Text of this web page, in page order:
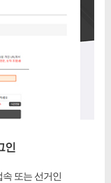
인
속 또는 선거인